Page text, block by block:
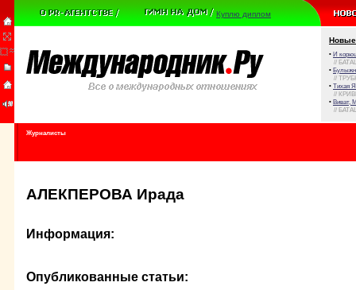
Куплю диплом
Новые
• И
//
•
//
• Тихая
//
• Виват,
//
Журналисты
АЛЕКПЕРОВА Ирада
Информация:
Опубликованные статьи: